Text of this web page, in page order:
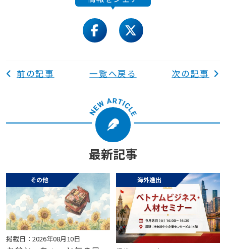
facebooktwitter
前の記事 一覧へ戻る 次の記事
最新記事
その他
掲載日：2026年08月10日
海外進出